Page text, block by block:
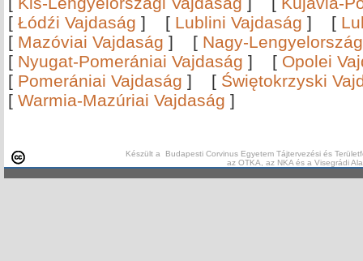
[ Łódźi Vajdaság ] [ Lublini Vajdaság ] [
[ Mazóviai Vajdaság ] [ Nagy-
[ Nyugat-Pomerániai Vajdaság ] [ Opolei
[ Pomerániai Vajdaság ] [ Świętokrzyski
[ Warmia-Mazúriai Vajdaság ]
Készült a Budapesti Corvinus Egyetem Tájtervezési és
az OTKA, az NKA és a Visegrádi